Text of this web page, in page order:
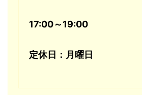
17:00～19:00
定休日：月曜日